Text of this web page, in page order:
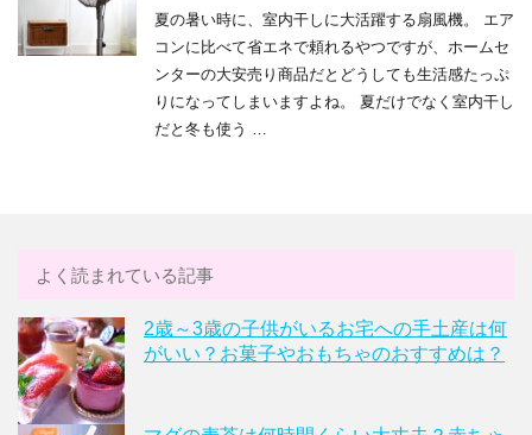
夏の暑い時に、室内干しに大活躍する扇風機。 エア
コンに比べて省エネで頼れるやつですが、ホームセ
ンターの大安売り商品だとどうしても生活感たっぷ
りになってしまいますよね。 夏だけでなく室内干し
だと冬も使う …
よく読まれている記事
2歳～3歳の子供がいるお宅への手土産は何
がいい？お菓子やおもちゃのおすすめは？